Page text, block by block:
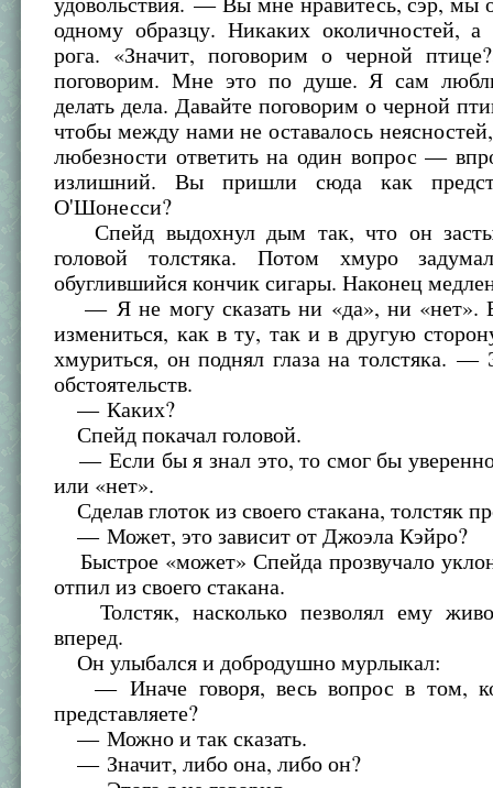
одному образцу. Никаких околичностей, а
рога. «Значит, поговорим о черной
поговорим. Мне это по душе. Я сам
делать дела. Давайте поговорим о черной
чтобы между нами не оставалось
любезности ответить на один вопрос —
излишний. Вы пришли сюда как
О'Шонесси?
Спейд выдохнул дым так, что он
головой толстяка. Потом хмуро
обуглившийся кончик сигары. Наконец
— Я не могу сказать ни «да», ни «нет».
измениться, как в ту, так и в другую
хмуриться, он поднял глаза на толстяка. —
обстоятельств.
— Каких?
Спейд покачал головой.
— Если бы я знал это, то смог бы уверенно
или «нет».
Сделав глоток из своего стакана, толстяк
— Может, это зависит от Джоэла Кэйро?
Быстрое «может» Спейда прозвучало
отпил из своего стакана.
Толстяк, насколько пезволял ему
вперед.
Он улыбался и добродушно мурлыкал:
— Иначе говоря, весь вопрос в том,
представляете?
— Можно и так сказать.
— Значит, либо она, либо он?